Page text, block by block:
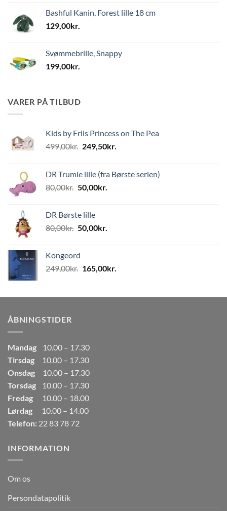
Bashful Kanin, Forest lille 18 cm
129,00kr.
Svømmebrille, Snappy
199,00kr.
VARER PÅ TILBUD
Kids by Friis Princess on The Pea
499,00kr. Den
var:
499,00kr..
249,50kr.
er:
DR Trumle lille (fra Børste serien)
80,00kr. Den
var:
80,00kr..
50,00kr.
50,00kr..
DR Børste lille
80,00kr. Den
var:
80,00kr..
50,00kr.
50,00kr..
Kongeord
249,00kr. Den
var:
165,00kr.
er:
ÅBNINGSTIDER
Mandag
10.00 – 17.30
Tirsdag
10.00 – 17.30
Onsdag
10.00 – 17.30
Torsdag
10.00 – 17.30
Fredag
10.00 – 18.00
Lørdag
10.00 – 14.00
Telefon: 22 83 78 72
INFORMATION
Om os
Persondatapolitik